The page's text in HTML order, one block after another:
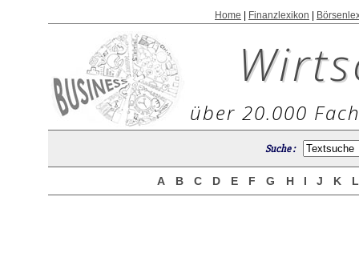
Home Finanzlexikon
über 20.000
Suche :
A B C D E F G H I J K